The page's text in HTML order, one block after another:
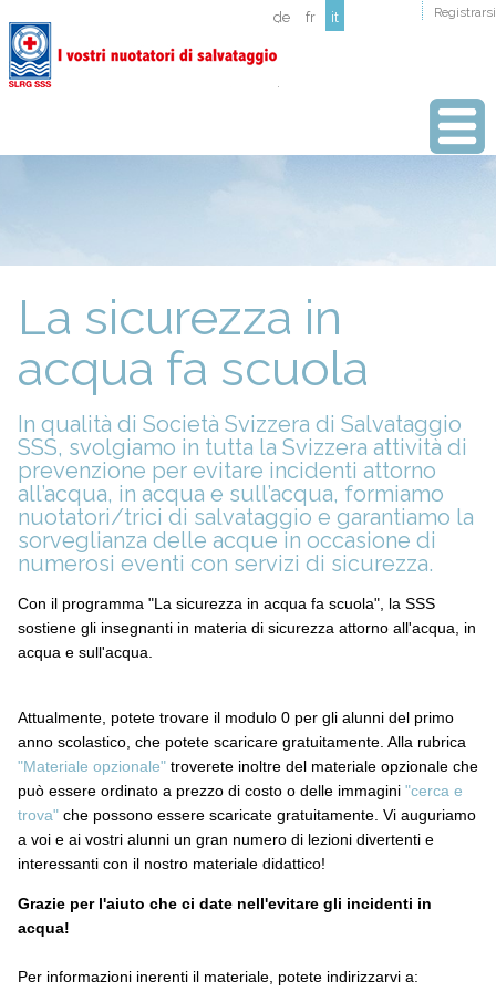
Registrarsi
de fr it
La sicurezza in
acqua fa scuola
In qualità di Società Svizzera di Salvataggio
SSS, svolgiamo in tutta la Svizzera attività di
prevenzione per evitare incidenti attorno
all’acqua, in acqua e sull’acqua, formiamo
nuotatori/trici di salvataggio e garantiamo la
sorveglianza delle acque in occasione di
numerosi eventi con servizi di sicurezza.
Con il programma "La sicurezza in acqua fa scuola", la SSS
sostiene gli insegnanti in materia di sicurezza attorno all'acqua, in
acqua e sull'acqua.
Attualmente, potete trovare il modulo 0 per gli alunni del primo
anno scolastico, che potete scaricare gratuitamente. Alla rubrica
"Materiale opzionale" troverete inoltre del materiale opzionale che
può essere ordinato a prezzo di costo o delle immagini "cerca e
trova" che possono essere scaricate gratuitamente. Vi auguriamo
a voi e ai vostri alunni un gran numero di lezioni divertenti e
interessanti con il nostro materiale didattico!
Grazie per l'aiuto che ci date nell'evitare gli incidenti in
acqua!
Per informazioni inerenti il materiale, potete indirizzarvi a: